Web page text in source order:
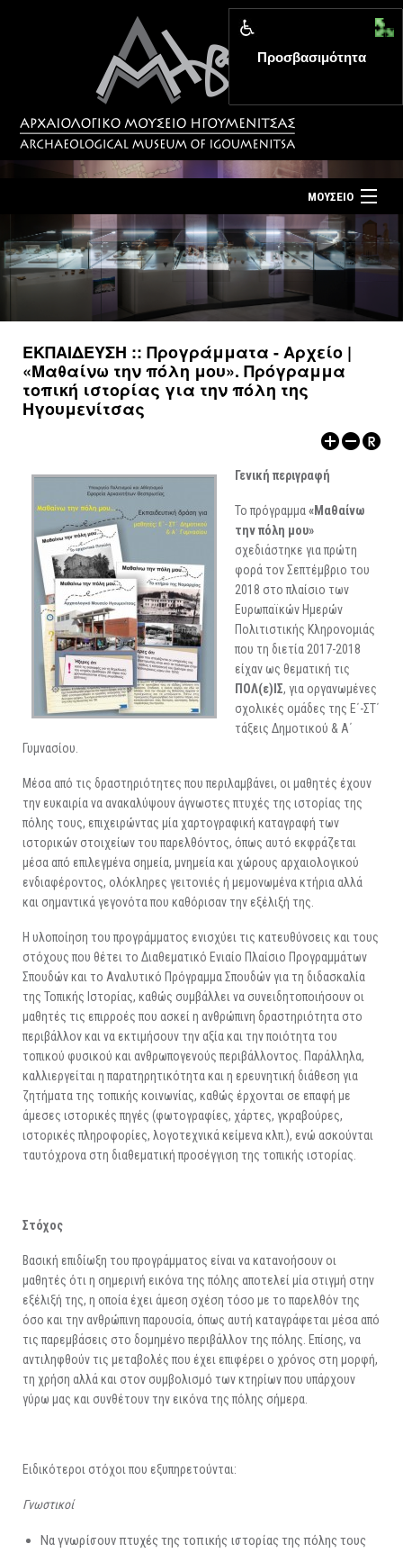
Αρχική σελίδα
Επικοινωνία
Νέα
Ελληνικά
ΜΟΥΣΕΙΟ
ΤΟ ΜΟΥΣΕΙΟ
ΕΚΘΕΣΕΙΣ
ΕΚΔΟΣΕΙΣ
ΑΡΧΑΙΟΛΟΓΙΚΟΙ ΧΩΡΟΙ
ΕΚΠΑΙΔΕΥΣΗ :: Προγράμματα - Αρχείο |
«Μαθαίνω την πόλη μου». Πρόγραμμα
τοπική ιστορίας για την πόλη της
Ηγουμενίτσας
Γενική περιγραφή
Το πρόγραμμα«Μαθαίνω
την πόλη μου»
σχεδιάστηκε για πρώτη
φορά τον Σεπτέμβριο του
2018 στο πλαίσιο των
Ευρωπαϊκών Ημερών
Πολιτιστικής Κληρονομιάς
που τη διετία 2017-2018
είχαν ως θεματική τις
ΠΟΛ(ε)ΙΣ, για οργανωμένες
σχολικές ομάδες της Ε΄-ΣΤ΄
τάξεις Δημοτικού & Α΄
Γυμνασίου.
Μέσα από τις δραστηριότητες που περιλαμβάνει, οι μαθητές έχουν
την ευκαιρία να ανακαλύψουν άγνωστες πτυχές της ιστορίας της
πόλης τους, επιχειρώντας μία χαρτογραφική καταγραφή των
ιστορικών στοιχείων του παρελθόντος, όπως αυτό εκφράζεται
μέσα από επιλεγμένα σημεία, μνημεία και χώρους αρχαιολογικού
ενδιαφέροντος, ολόκληρες γειτονιές ή μεμονωμένα κτήρια αλλά
και σημαντικά γεγονότα που καθόρισαν την εξέλιξή της.
Η υλοποίηση του προγράμματος ενισχύει τις κατευθύνσεις και τους
στόχους που θέτει το Διαθεματικό Ενιαίο Πλαίσιο Προγραμμάτων
Σπουδών και το Αναλυτικό Πρόγραμμα Σπουδών για τη διδασκαλία
της Τοπικής Ιστορίας, καθώς συμβάλλει να συνειδητοποιήσουν οι
μαθητές τις επιρροές που ασκεί η ανθρώπινη δραστηριότητα στο
περιβάλλον και να εκτιμήσουν την αξία και την ποιότητα του
τοπικού φυσικού και ανθρωπογενούς περιβάλλοντος. Παράλληλα,
καλλιεργείται η παρατηρητικότητα και η ερευνητική διάθεση για
ζητήματα της τοπικής κοινωνίας, καθώς έρχονται σε επαφή με
άμεσες ιστορικές πηγές (φωτογραφίες, χάρτες, γκραβούρες,
ιστορικές πληροφορίες, λογοτεχνικά κείμενα κλπ.), ενώ ασκούνται
ταυτόχρονα στη διαθεματική προσέγγιση της τοπικής ιστορίας.
Στόχος
Βασική επιδίωξη του προγράμματος είναι να κατανοήσουν οι
μαθητές ότι η σημερινή εικόνα της πόλης αποτελεί μία στιγμή στην
εξέλιξή της, η οποία έχει άμεση σχέση τόσο με το παρελθόν της
όσο και την ανθρώπινη παρουσία, όπως αυτή καταγράφεται μέσα από
τις παρεμβάσεις στο δομημένο περιβάλλον της πόλης. Επίσης, να
αντιληφθούν τις μεταβολές που έχει επιφέρει ο χρόνος στη μορφή,
τη χρήση αλλά και στον συμβολισμό των κτηρίων που υπάρχουν
γύρω μας και συνθέτουν την εικόνα της πόλης σήμερα.
Ειδικότεροι στόχοι που εξυπηρετούνται:
Γνωστικοί
Να γνωρίσουν πτυχές της τοπικής ιστορίας της πόλης τους
Προσβασιμότητα